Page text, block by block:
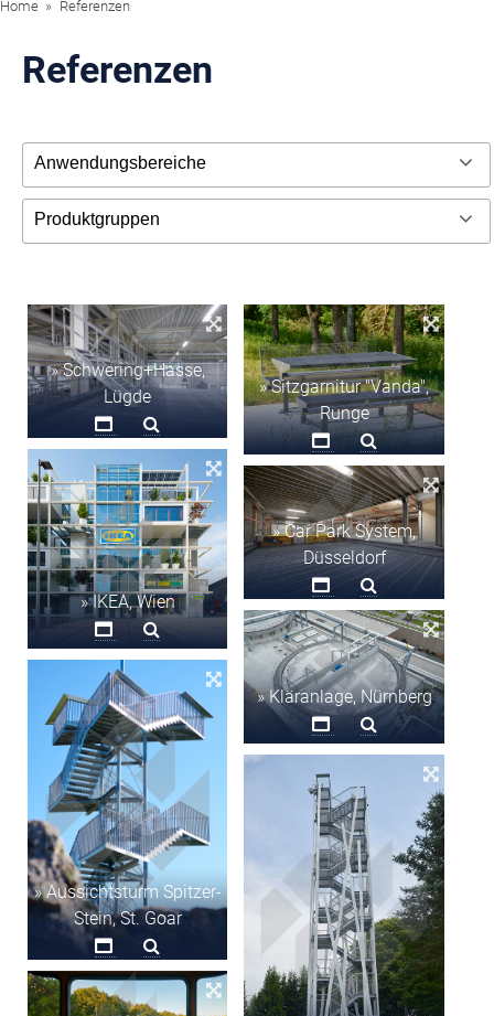
Home Referenzen
Referenzen
» Schwering+Hasse,
Lügde
» Sitzgarnitur "Vanda",
Runge
» IKEA, Wien
» Car Park System,
Düsseldorf
» Kläranlage, Nürnberg
» Aussichtsturm Spitzer-
Stein, St. Goar